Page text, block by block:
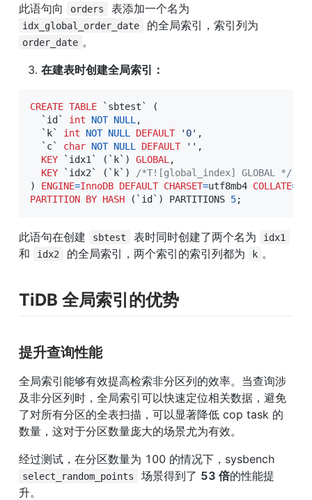
此语句向 orders
idx_global_order_date
order_date 。
在建表时创建全局索引：
CREATE TABLE ` sbtest`
(
` id` int NOT NULL ,
` k` int NOT NULL DEFAULT '0' ,
` c` char NOT NULL DEFAULT '' ,
KEY
` idx1 ` ( ` k` ) GLOBAL ,
KEY
` idx2` ( ` k` )
/*T![global_index] GLOBAL */
)
ENGINE=InnoDB DEFAULT CHARSET=utf8mb4 COLLATE=
PARTITION BY HASH ( ` id` ) PARTITIONS 5;
此语句在创建 sbtest 表时同时创建了两个名为 idx1
和 idx2 的全局索引，两个索引的索引列都为 k 。
TiDB 全局索引的优势
提升查询性能
全局索引能够有效提高检索非分区列的效率。当查询涉
及非分区列时，全局索引可以快速定位相关数据，避免
了对所有分区的全表扫描，可以显著降低 cop task 的
数量，这对于分区数量庞大的场景尤为有效。
select_random_points 场景得到了 53 倍的性能提
升。